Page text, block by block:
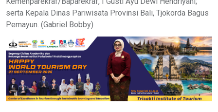
serta Kepala Dinas Pariwisata Provinsi Bali, Tjokorda Bagus
Pemayun. (Gabriel Bobby)